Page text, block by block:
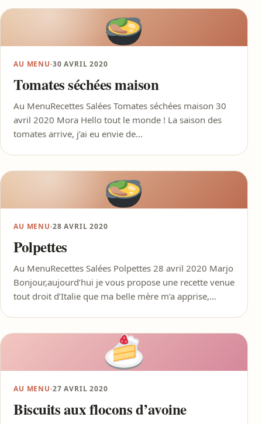
AU MENU·30 AVRIL 2020
Tomates séchées maison
Au MenuRecettes Salées Tomates séchées maison 30
avril 2020 Mora Hello tout le monde ! La saison des
tomates arrive, j’ai eu envie de…
AU MENU·28 AVRIL 2020
Polpettes
Au MenuRecettes Salées Polpettes 28 avril 2020 Marjo
Bonjour,aujourd’hui je vous propose une recette venue
tout droit d’Italie que ma belle mère m’a apprise,…
AU MENU·27 AVRIL 2020
Biscuits aux flocons d’avoine